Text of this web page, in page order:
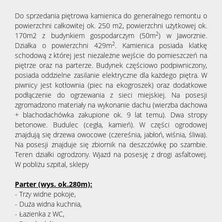
Do sprzedania piętrowa kamienica do generalnego remontu o
powierzchni całkowitej ok. 250 m2, powierzchni użytkowej ok.
170m2 z budynkiem gospodarczym (50m2) w Jaworznie.
Działka o powierzchni 429m2. Kamienica posiada klatkę
schodową z której jest niezależne wejście do pomieszczeń na
piętrze oraz na parterze. Budynek częściowo podpiwniczony,
posiada oddzielne zasilanie elektryczne dla każdego piętra. W
piwnicy jest kotłownia (piec na ekogroszek) oraz dodatkowe
podłączenie do ogrzewania z sieci miejskiej. Na posesji
zgromadzono materiały na wykonanie dachu (wierzba dachowa
+ blachodachówka zakupione ok. 9 lat temu). Dwa stropy
betonowe. Budulec (cegła, kamień). W części ogrodowej
znajdują się drzewa owocowe (czereśnia, jabłoń, wiśnia, śliwa).
Na posesji znajduje się zbiornik na deszczówkę po szambie.
Teren działki ogrodzony. Wjazd na posesję z drogi asfaltowej.
W pobliżu szpital, sklepy
Parter (wys. ok.280m):
- Trzy widne pokoje,
- Duża widna kuchnia,
- Łazienka z WC,